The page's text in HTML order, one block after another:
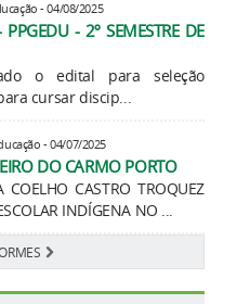
- 04/08/2025
- 2º SEMESTRE DE
o edital para seleção
cursar discip...
- 04/07/2025
DO CARMO PORTO
CASTRO TROQUEZ
INDÍGENA NO ...